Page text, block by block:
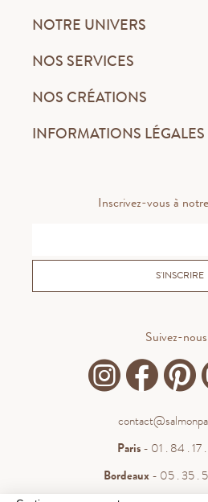
NOTRE UNIVERS
NOS SERVICES
NOS CRÉATIONS
INFORMATIONS LÉGALES
Inscrivez-vous à
S'INSCRIRE
Suivez-
Paris- 01 . 84 . 17
Bordeaux- 05 . 35 .